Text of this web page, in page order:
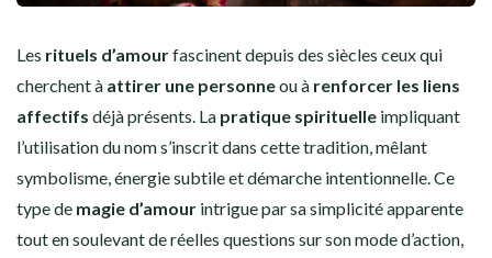
Les rituels d’amourfascinent depuis des siècles ceux qui
cherchent à attirer une personneou à renforcer les liens
affectifs déjà présents. La pratique spirituelle impliquant
l’utilisation du nom s’inscrit dans cette tradition, mêlant
symbolisme, énergie subtile et démarche intentionnelle. Ce
type de magie d’amour intrigue par sa simplicité apparente
tout en soulevant de réelles questions sur son mode d’action,